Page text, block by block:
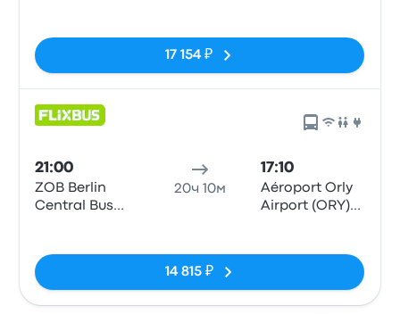
17 154 ₽
21:00
ZOB Berlin
Central Bus
20ч 10м
17:10
Aéroport Orly
Airport (ORY)
14 815 ₽